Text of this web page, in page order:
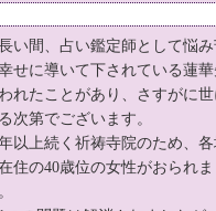
い間、占い鑑定師として悩
に導いて下されている蓮華
れたことがあり、さすがに
次第でございます。
以上続く祈祷寺院のため、
住の40歳位の女性がおられま